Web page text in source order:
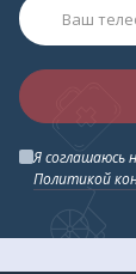
Я соглашаюсь
Политикой